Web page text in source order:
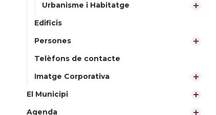
Urbanisme i Habitatge
Edificis
Persones
Telèfons de contacte
Imatge Corporativa
El Municipi
Agenda